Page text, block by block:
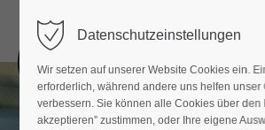
Datenschutzeinstellungen
Wir setzen auf unserer Website Cookies ein.
erforderlich, während andere uns helfen unser
verbessern. Sie können alle Cookies über den
akzeptieren” zustimmen, oder Ihre eigene